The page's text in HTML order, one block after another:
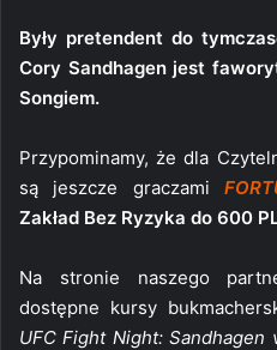
Były pretendent do
Cory Sandhagen jest
Songiem.
Przypominamy, że dla
są jeszcze graczami
Zakład Bez Ryzyka do 600
Na stronie naszego
dostępne kursy
UFC Fight Night: Sandhagen